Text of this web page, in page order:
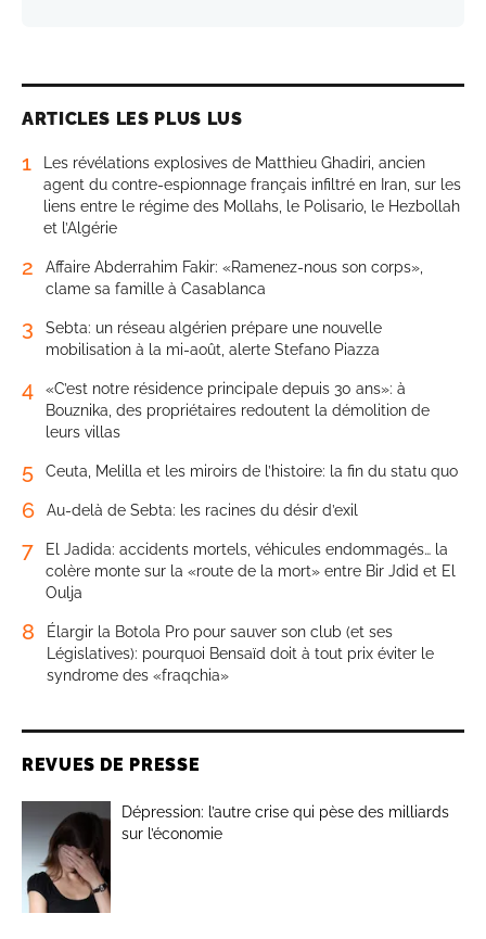
ARTICLES LES PLUS LUS
1
Les révélations explosives de Matthieu Ghadiri, ancien
agent du contre-espionnage français infiltré en Iran, sur les
liens entre le régime des Mollahs, le Polisario, le Hezbollah
et l’Algérie
2
Affaire Abderrahim Fakir: «Ramenez-nous son corps»,
clame sa famille à Casablanca
3
Sebta: un réseau algérien prépare une nouvelle
mobilisation à la mi-août, alerte Stefano Piazza
4
«C’est notre résidence principale depuis 30 ans»: à
Bouznika, des propriétaires redoutent la démolition de
leurs villas
5 Ceuta, Melilla et les miroirs de l’histoire: la fin du statu quo
6 Au-delà de Sebta: les racines du désir d’exil
7
El Jadida: accidents mortels, véhicules endommagés… la
colère monte sur la «route de la mort» entre Bir Jdid et El
Oulja
8
Élargir la Botola Pro pour sauver son club (et ses
Législatives): pourquoi Bensaïd doit à tout prix éviter le
syndrome des «fraqchia»
REVUES DE PRESSE
Dépression: l’autre crise qui pèse des milliards
sur l’économie